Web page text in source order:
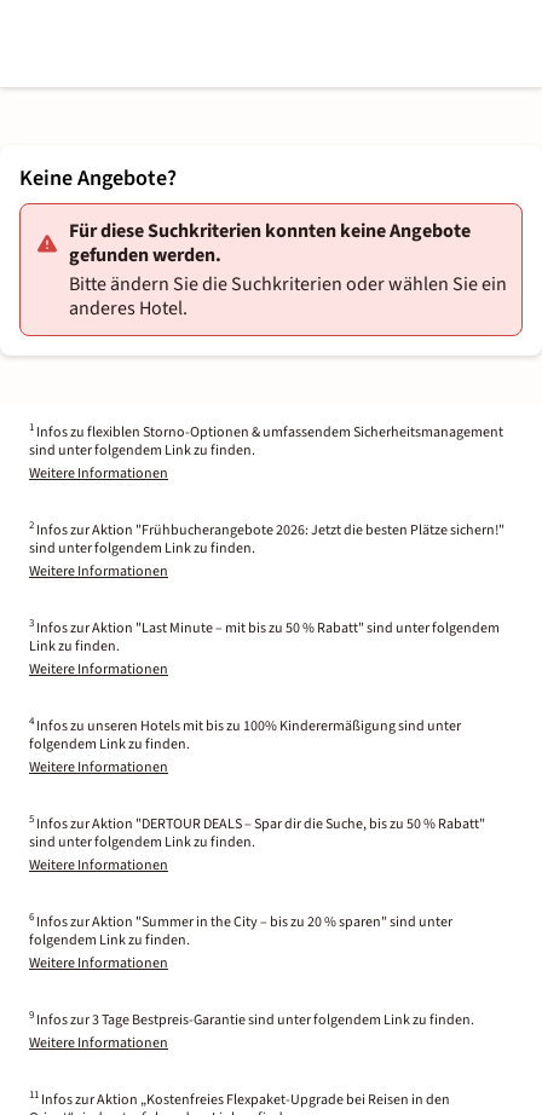
Keine Angebote?
Für diese Suchkriterien konnten keine Angebote
gefunden werden.
Bitte ändern Sie die Suchkriterien oder wählen Sie ein
anderes Hotel.
1 Infos zu flexiblen Storno-Optionen & umfassendem Sicherheitsmanagement
sind unter folgendem Link zu finden.
Weitere Informationen
2 Infos zur Aktion "Frühbucherangebote 2026: Jetzt die besten Plätze sichern!"
sind unter folgendem Link zu finden.
Weitere Informationen
3 Infos zur Aktion "Last Minute – mit bis zu 50 % Rabatt" sind unter folgendem
Link zu finden.
Weitere Informationen
4 Infos zu unseren Hotels mit bis zu 100% Kinderermäßigung sind unter
folgendem Link zu finden.
Weitere Informationen
5 Infos zur Aktion "DERTOUR DEALS – Spar dir die Suche, bis zu 50 % Rabatt"
sind unter folgendem Link zu finden.
Weitere Informationen
6 Infos zur Aktion "Summer in the City – bis zu 20 % sparen" sind unter
folgendem Link zu finden.
Weitere Informationen
9 Infos zur 3 Tage Bestpreis-Garantie sind unter folgendem Link zu finden.
Weitere Informationen
11 Infos zur Aktion „Kostenfreies Flexpaket-Upgrade bei Reisen in den